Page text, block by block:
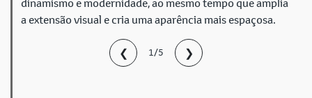
a extensão visual e cria uma aparência mais espaçosa.
❮ 1/5 ❯